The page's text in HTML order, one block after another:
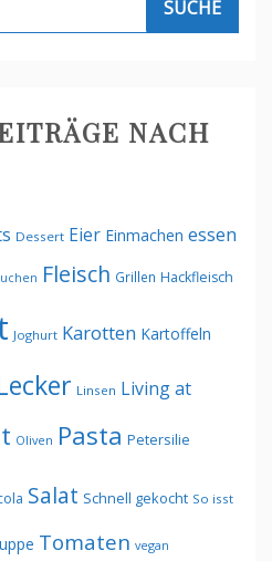
NACH
Dessert Eier Einmachen essen
Fleisch Grillen Hackfleisch
Joghurt Karotten Kartoffeln
Linsen Living at
Oliven Pasta Petersilie
Salat Schnell gekocht So isst
Tomaten vegan